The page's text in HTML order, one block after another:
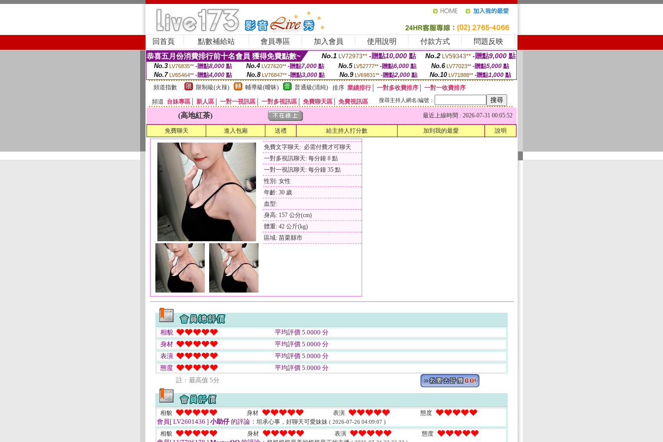
回首頁 點數補給站 會員專區 加入會員 使用說明 付款方式 問題反映
恭喜五月份消費排行前十名會員 獲得免費點數~ No.1 LV72973** -贈點10,000 點 No.2 LV59343** -贈點9,000 點
No.3 LV76835** -贈點8,000點 No.4 LV27620** -贈點7,000點 No.5 LV52777** -贈點6,000點 No.6 LV77023** -贈點5,000點
No.7 LV65464** -贈點4,000 點 No.8 LV76847** -贈點3,000 點 No.9 LV69831** -贈點2,000點 No.10 LV71888** -贈點1,000 點
頻道指數
限制級(火辣) 輔導級(曖昧) 普通級(清純) 排序 業績排行│ 一對多收費排序
一對一收費排序
頻道 台妹專區 新人區 一對一視訊區 一對多視訊區 免費聊天區 免費視訊區 搜尋主持人網名/編號：
(高地紅茶) 最近上線時間 : 2026-07-31 00:05:52
免費聊天 進入包廂 送禮 給主持人打分數 加到我的最愛 說明
免費文字聊天: 必需付費才可聊天
一對多視訊聊天: 每分鐘 8 點
一對一視訊聊天: 每分鐘 35 點
性別: 女性
年齡: 30 歲
血型:
身高: 157 公分(cm)
體重: 42 公斤(kg)
區域: 苗栗縣市
相貌
平均評價 5.0000 分
身材
平均評價 5.0000 分
表演
平均評價 5.0000 分
態度
平均評價 5.0000 分
註﹕最高值 5分
相貌 身材 表演 態度
會員[ LV2601436 ] 小助仔的評論： 坦承心事，好聊天可愛妹妹 ( 2026-07-26 04:09:07 )
相貌 身材 表演 態度